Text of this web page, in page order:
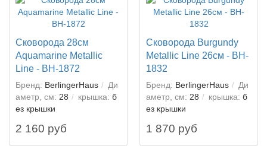
Сковорода 28см
Aquamarine Metallic
Line - BH-1872
Бренд: BerlingerHaus
Ди
аметр, см: 28 крышка: б
ез крышки
2 160 руб
Сковорода Burgundy
Metallic Line 26см - BH-
1832
Бренд: BerlingerHaus
Ди
аметр, см: 28 крышка: б
ез крышки
1 870 руб